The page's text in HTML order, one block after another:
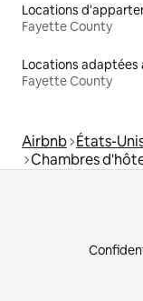
Locations
Fayette County
Fayette County
Airbnb États-
Chambres